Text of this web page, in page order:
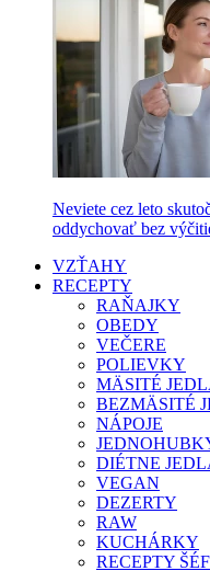
Neviete cez leto
oddychovať bez
VZŤAHY
RECEPTY
RAŇAJKY
OBEDY
VEČERE
POLIEVKY
MÄSITÉ
BEZMÄSITÉ
NÁPOJE
DIÉTNE
VEGAN
DEZERTY
RAW
KUCHÁRKY
RECEPTY